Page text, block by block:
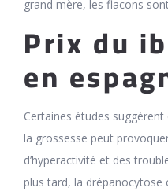
grand mère, les flacons
Prix du
en
Certaines études
la grossesse peut
d’hyperactivité et des
plus tard, la